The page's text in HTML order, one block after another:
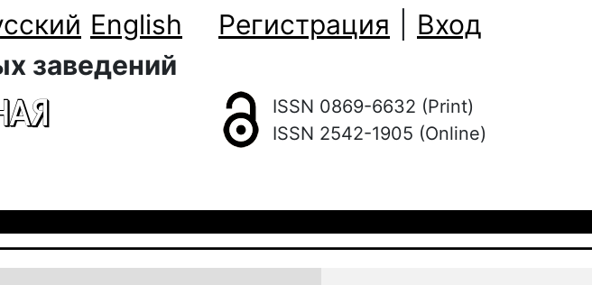
English Регистрация
Вход
заведений
ISSN 0869-6632 (Print)
ISSN 2542-1905 (Online)